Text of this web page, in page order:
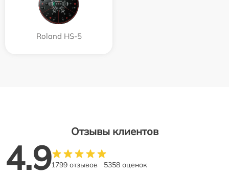
Roland HS-5
Отзывы клиентов
4.91799 отзывов 5358 оценок